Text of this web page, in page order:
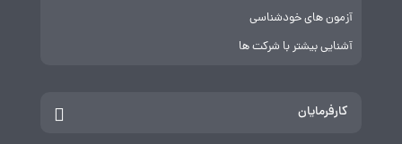
آزمون های خودشناسی
آشنایی بیشتر با شرکت ها
کارفرمایان